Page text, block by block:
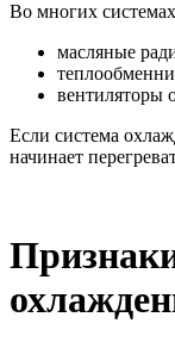
Во многих
масляные
вентиляторы
Если система
начинает